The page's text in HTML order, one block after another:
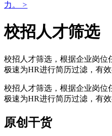
力。
>
校招人才筛选
校招人才筛选，根据企业岗
极速为HR进行简历过滤，有
校招人才筛选，根据企业岗
极速为HR进行简历过滤，有
原创干货